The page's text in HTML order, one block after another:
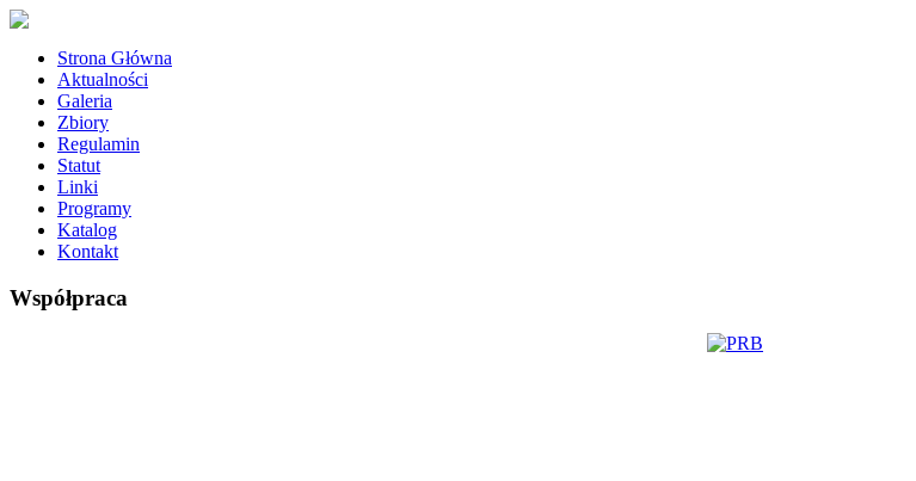
Strona Główna
Aktualności
Galeria
Zbiory
Regulamin
Statut
Linki
Programy
Katalog
Kontakt
Współpraca